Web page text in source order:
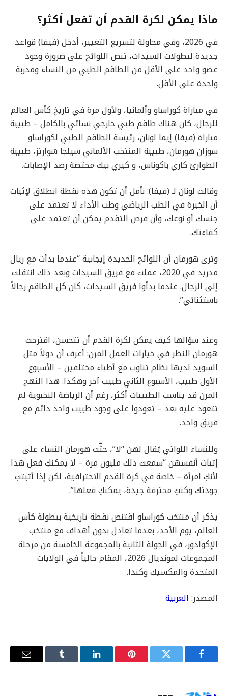
ماذا يمكن لكرة القدم أن تفعل أكثر؟
في 2026، وفي محاولة لتسريع التغيير، أدخل (فيفا) قواعد
جديدة لبطولات السيدات، تنص اللوائح على ضرورة وجود
عضو واحد على الأقل من الطاقم الطبي من النساء ومدربة
واحدة على الأقل.
في مباراة كوراساو وألمانيا، ولأول مرة في تاريخ كأس العالم
للرجال، كان هناك طاقم طبي خارجي نسائي بالكامل – طبيبة
مباراة (فيفا) إيما لونان، رئيسة الطاقم الطبي لكوراساو
سوزان هورمان، طبيبة المنتخب الألماني سيلجا شوارتز، طبيبة
الطوارئ كاري باكوناس، و كيري بيك مختصة رصد الإصابات.
وقالت لونان لـ (فيفا): نأمل أن تكون هذه نقطة انطلاق لإثبات
أن الخبرة في الطب الرياضي وطب الأداء لا تعتمد على
جنسك أو نوعك، وأن فرص التقدم يمكن أن تعتمد على
كفاءتك.
وترى هورمان أن اللوائح الجديدة إيجابية “عندما بدأت مع ريال
مدريد في 2020، عملت مع فريق السيدات وبعد ذلك انتقلت
إلى الرجال. عندما بدأوا فريق السيدات، كان كل الطاقم رجالاً
باستثنائي”.
وعند سؤالها كيف يمكن لكرة القدم أن تتحسن، اقترحت
هورمان النظر في خيارات العمل المرن: أعرف أن دولاً مثل
السويد لديها نظام تناوب مع أطباء مختلفين – الأسبوع
الأول طبيب، الأسبوع الثاني طبيب آخر وهكذا. هذا النهج
المرن قد يناسب الطبيبات أكثر، رغم أن الرياضة النخبوية لم
تتعود عليه بعد – تعودوا على وجود طبيب واحد دائم مع
فريق واحد.
وللنساء اللواتي يُقال لهن “لا”، حثّت هورمان النساء على
إثبات أنفسهن “سمعت ذلك مليون مرة – لا يمكنكِ فعل هذا
لأنكِ امرأة – خاصة في كرة القدم الاحترافية، لكن إذا أثبتتِ
جودتك وكنتِ محترفة جيدة، يمكنكِ فعلها”.
يذكر أن منتخب كوراساو اقتنص نقطة تاريخية ببطولة كأس
العالم، يوم الأحد، بعدما تعادل بدون أهداف مع منتخب
الإكوادور، في الجولة الثانية بالمجموعة الخامسة من مرحلة
المجموعات لمونديال 2026، المقام حالياً في الولايات
المتحدة والمكسيك وكندا.
المصدر: العربية
فيسبوك تويتر بينتيريستلينكدإن Tumblr
البريد